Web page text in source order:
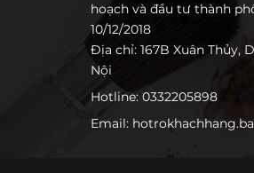
hoạch và đầu tư thành
10/12/2018
Địa chỉ: 167B Xuân Thủy,
Nội
Hotline: 0332205898
Email: